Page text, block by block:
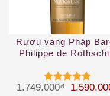
Rượu vang Pháp
Philippe de
Sauternes White
Được xếp
1.749.000₫ Giá gốc